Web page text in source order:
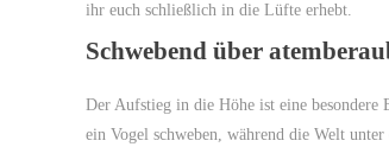
ihr euch schließlich in die Lüfte erhebt.
Schwebend über
Der Aufstieg in die Höhe ist eine
ein Vogel schweben, während die Welt